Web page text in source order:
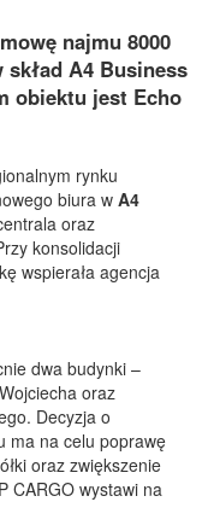
najmu 8000
A4 Business
obiektu jest Echo
rynku
biura w A4
oraz
konsolidacji
wspierała agencja
dwa budynki –
oraz
Decyzja o
ma na celu poprawę
oraz zwiększenie
CARGO wystawi na